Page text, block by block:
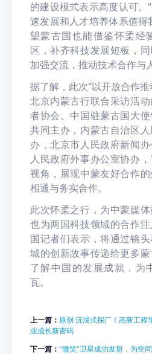
的建设模式表示高度认可。
速发展和人才培养体系值得
望蒙古国也能借鉴怀柔经
区，补齐科技发展短板，
加强交流，推动技术合作与
据了解，此次“以开放合作
北京内蒙古行联合采访活
者协会、中国驻蒙古国大
共同主办，内蒙古自治区
办，北京市人民政府新闻
人民政府外事办公室协办
视角，展现中蒙友好合作
相通与务实合作。
此次怀柔之行，为中蒙媒体
也为两国科技领域的合作
国记者们表示，将通过镜
城的创新故事传递给更多
了解中国的发展成就，为
瓦。
上一篇： 原创 沉浸式探厂！高新工程
业成长新密码
下一篇： “微笑”卫星成功发射，为空